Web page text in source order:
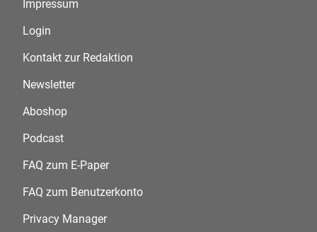
Impressum
Login
Kontakt zur Redaktion
Newsletter
Aboshop
Podcast
FAQ zum E-Paper
FAQ zum Benutzerkonto
Privacy Manager